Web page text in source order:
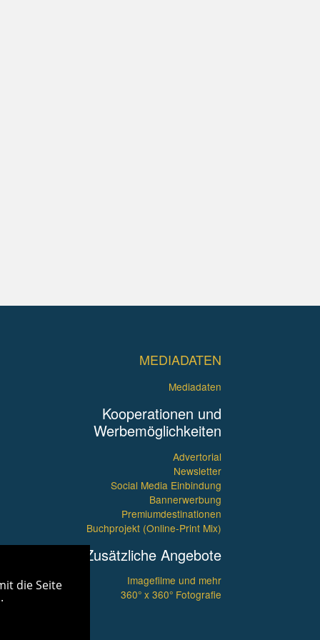
MEDIADATEN
Mediadaten
Kooperationen und
Werbemöglichkeiten
Advertorial
Newsletter
Social Media Einbindung
Bannerwerbung
Premiumdestinationen
Buchprojekt (Online-Print Mix)
Zusätzliche Angebote
Imagefilme und mehr
360° x 360° Fotografie
die Seite